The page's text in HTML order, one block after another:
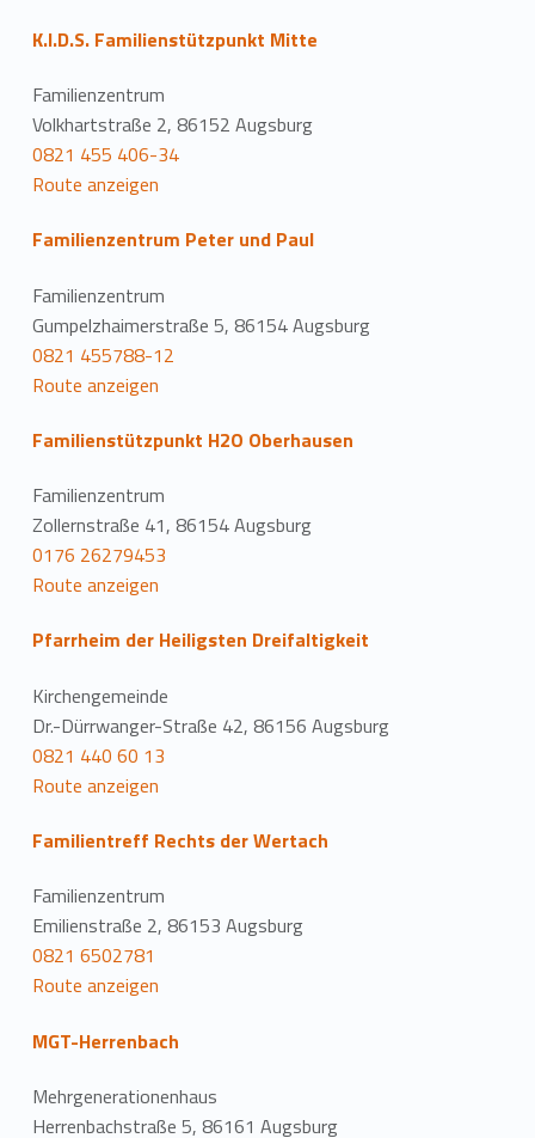
K.I.D.S. Familienstützpunkt Mitte
Familienzentrum
Volkhartstraße 2, 86152 Augsburg
0821 455 406-34
Route anzeigen
Familienzentrum Peter und Paul
Familienzentrum
Gumpelzhaimerstraße 5, 86154 Augsburg
0821 455788-12
Route anzeigen
Familienstützpunkt H2O Oberhausen
Familienzentrum
Zollernstraße 41, 86154 Augsburg
0176 26279453
Route anzeigen
Pfarrheim der Heiligsten Dreifaltigkeit
Kirchengemeinde
Dr.-Dürrwanger-Straße 42, 86156 Augsburg
0821 440 60 13
Route anzeigen
Familientreff Rechts der Wertach
Familienzentrum
Emilienstraße 2, 86153 Augsburg
0821 6502781
Route anzeigen
MGT-Herrenbach
Mehrgenerationenhaus
Herrenbachstraße 5, 86161 Augsburg